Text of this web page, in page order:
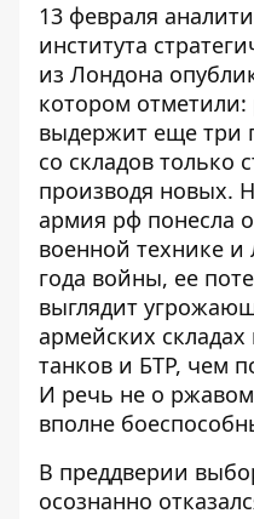
13 февраля
института
из Лондона
котором отметили:
выдержит еще три
со складов только
производя новых.
армия рф понесла
военной технике и
года войны, ее
выглядит
армейских
танков и БТР, чем
И речь не о
вполне
В преддверии
осознанно